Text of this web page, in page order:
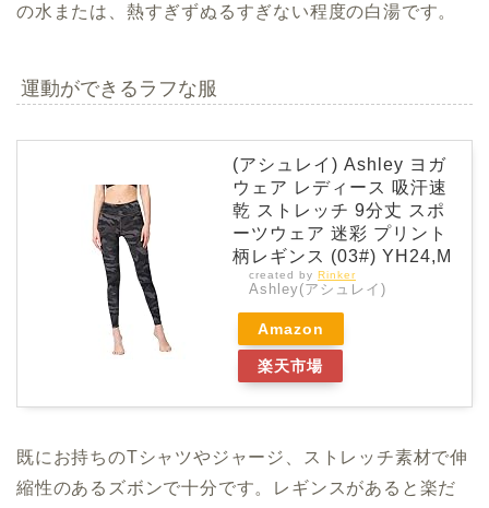
の水または、熱すぎずぬるすぎない程度の白湯です。
運動ができるラフな服
(アシュレイ) Ashley ヨガ
ウェア レディース 吸汗速
乾 ストレッチ 9分丈 スポ
ーツウェア 迷彩 プリント
柄レギンス (03#) YH24,M
created by Rinker
Ashley(アシュレイ)
Amazon
楽天市場
既にお持ちのTシャツやジャージ、ストレッチ素材で伸
縮性のあるズボンで十分です。レギンスがあると楽だ